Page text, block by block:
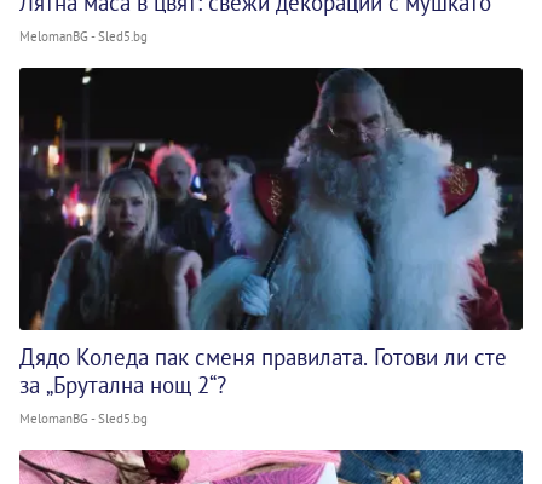
MelomanBG - Sled5.bg
Дядо Коледа пак сменя правилата. Готови ли сте
за „Брутална нощ 2“?
MelomanBG - Sled5.bg